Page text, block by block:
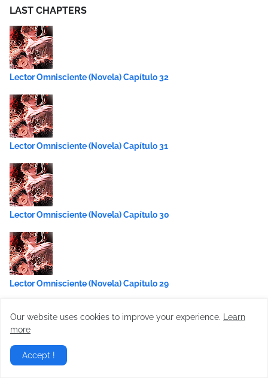
LAST CHAPTERS
Lector Omnisciente (Novela) Capítulo 32
Lector Omnisciente (Novela) Capítulo 31
Lector Omnisciente (Novela) Capítulo 30
Lector Omnisciente (Novela) Capítulo 29
Lector Omnisciente (Novela) Capítulo 28
Our website uses cookies to improve your experience.
Learn
more
Accept !